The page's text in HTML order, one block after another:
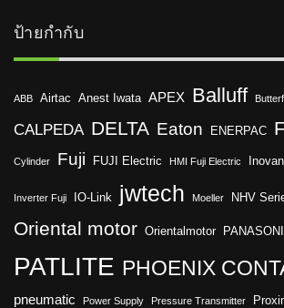
ป้ายกำกับ
ABB Airtac Anest Iwata APEX Balluff
CALPEDA DELTA Eaton ENERPAC
Cylinder Fuji FUJI Electric HMI Fuji Electric
Inverter Fuji IO-Link jwtech Moeller NHV
Oriental motor Orientalmotor
PATLITE PHOENIX
pneumatic Power Supply Pressure Transmitter